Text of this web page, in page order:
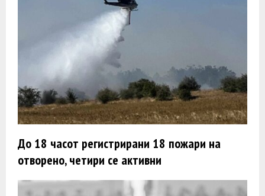
До 18 часот регистрирани 18 пожари на
отворено, четири се активни